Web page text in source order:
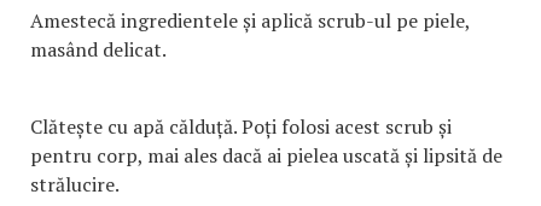
Amestecă ingredientele și aplică scrub-ul pe piele,
masând delicat.
Clătește cu apă călduță. Poți folosi acest scrub și
pentru corp, mai ales dacă ai pielea uscată și lipsită de
strălucire.